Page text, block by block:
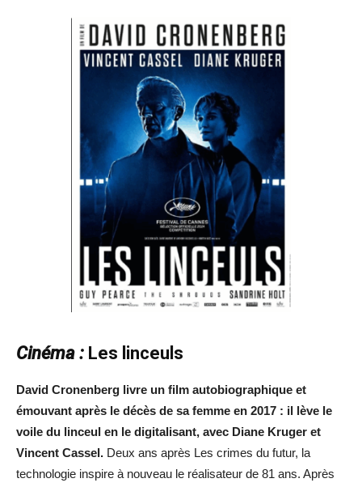
Cinéma : Les linceuls
David Cronenberg livre un film autobiographique et
émouvant après le décès de sa femme en 2017 : il lève le
voile du linceul en le digitalisant, avec Diane Kruger et
Vincent Cassel. Deux ans après Les crimes du futur, la
technologie inspire à nouveau le réalisateur de 81 ans. Après